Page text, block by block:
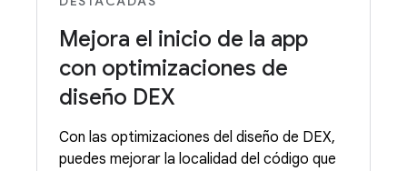
Mejora el inicio de la app
con optimizaciones de
diseño DEX
Con las optimizaciones del diseño de DEX,
puedes mejorar la localidad del código que